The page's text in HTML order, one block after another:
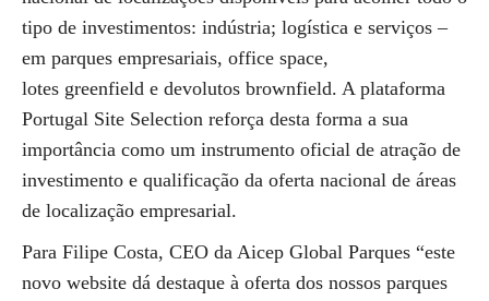
tipo de investimentos: indústria; logística e serviços –
em parques empresariais, office space,
lotes greenfield e devolutos brownfield. A plataforma
Portugal Site Selection reforça desta forma a sua
importância como um instrumento oficial de atração de
investimento e qualificação da oferta nacional de áreas
de localização empresarial.
Para Filipe Costa, CEO da Aicep Global Parques “este
novo website dá destaque à oferta dos nossos parques